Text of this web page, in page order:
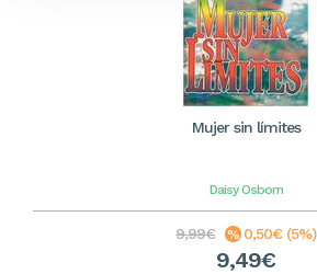
Mujer sin límites
Daisy Osborn
9,99€ 0,50€ (5%)
9,49€